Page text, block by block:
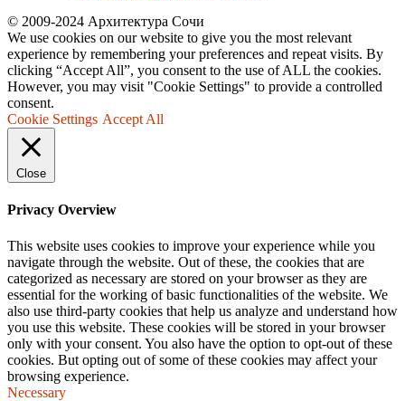
© 2009-2024 Архитектура Сочи
We use cookies on our website to give you the most relevant
experience by remembering your preferences and repeat visits. By
clicking “Accept All”, you consent to the use of ALL the cookies.
However, you may visit "Cookie Settings" to provide a controlled
consent.
Cookie Settings Accept All
Close
Privacy Overview
This website uses cookies to improve your experience while you
navigate through the website. Out of these, the cookies that are
categorized as necessary are stored on your browser as they are
essential for the working of basic functionalities of the website. We
also use third-party cookies that help us analyze and understand how
you use this website. These cookies will be stored in your browser
only with your consent. You also have the option to opt-out of these
cookies. But opting out of some of these cookies may affect your
browsing experience.
Necessary